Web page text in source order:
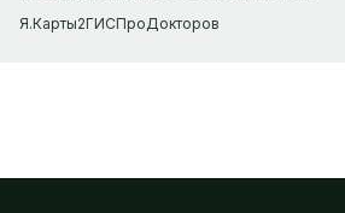
Я.Карты2ГИСПроДокторов